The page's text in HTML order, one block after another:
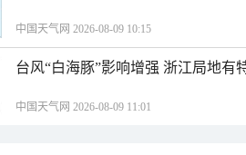
中国天气网 2026-08-09 10:15
台风“白海豚”影响增强 浙江局地有
中国天气网 2026-08-09 11:01